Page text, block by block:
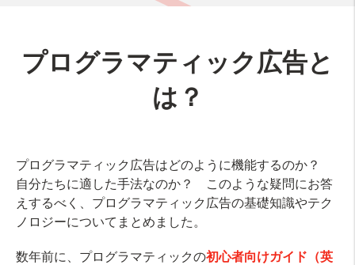
プログラマティック広告と
は？
プログラマティック広告はどのように機能するのか？
自分たちに適した手法なのか？ このような疑問にお答
えするべく、プログラマティック広告の基礎知識やテク
ノロジーについてまとめました。
数年前に、プログラマティックの初心者向けガイド（英